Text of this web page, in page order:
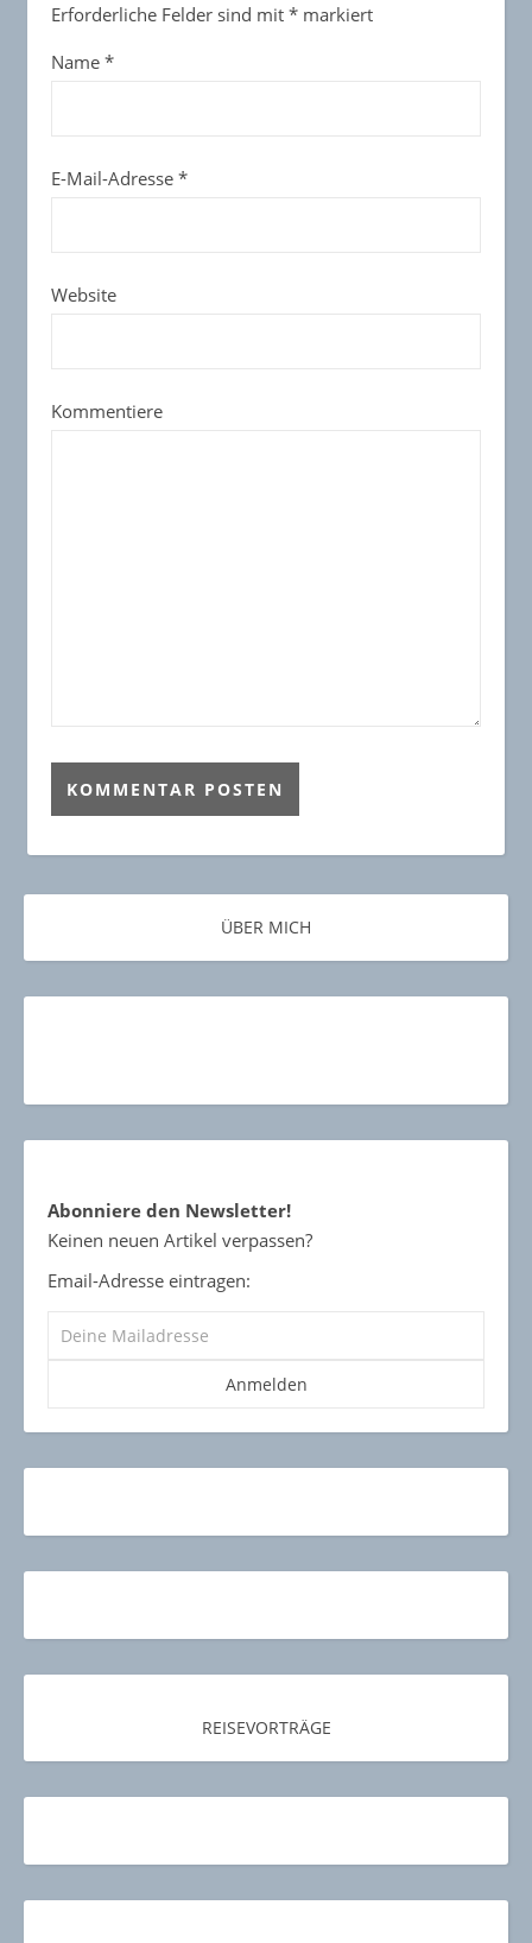
Erforderliche Felder sind mit * markiert
Name *
E-Mail-Adresse *
Website
Kommentiere
ÜBER MICH
Abonniere den Newsletter!
Keinen neuen Artikel verpassen?
Email-Adresse eintragen:
REISEVORTRÄGE